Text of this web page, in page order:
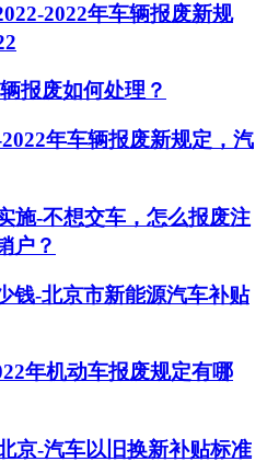
2022年车辆报废新规
报废如何处理？
年车辆报废新规定，汽
施-不想交车，怎么报废注
户？
钱-北京市新能源汽车补贴
年机动车报废规定有哪
京-汽车以旧换新补贴标准